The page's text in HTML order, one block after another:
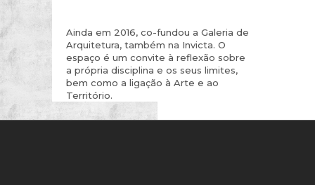
Ainda em 2016, co-fundou a Galeria de
Arquitetura, também na Invicta. O
espaço é um convite à reflexão sobre
a própria disciplina e os seus limites,
bem como a ligação à Arte e ao
Território.